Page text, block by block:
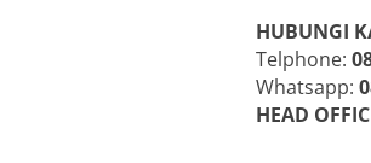
HUBUNGI
Telphone:
Whatsapp:
HEAD